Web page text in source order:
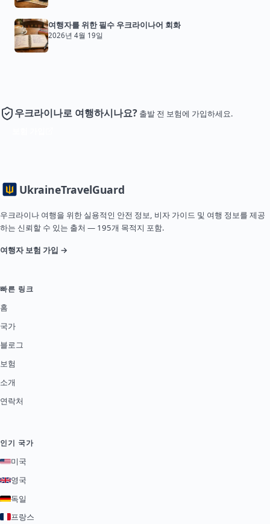
여행자를 위한 필수 우크라이나어 회화
2026년 4월 19일
우크라이나로 여행하시나요? 출발 전 보험에 가입하세요.
UkraineTravelGuard
우크라이나 여행을 위한 실용적인 안전 정보, 비자 가이드 및 여행 정보를 제공
하는 신뢰할 수 있는 출처 — 195개 목적지 포함.
여행자 보험 가입 →
빠른 링크
홈
국가
블로그
보험
소개
연락처
인기 국가
미국
영국
독일
프랑스